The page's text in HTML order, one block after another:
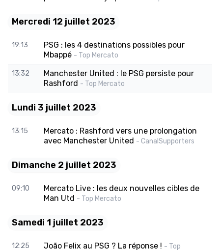
Mercredi 12 juillet 2023
19:13
PSG : les 4 destinations possibles pour
Mbappé - Top Mercato
13:32
Manchester United : le PSG persiste pour
Rashford - Top Mercato
Lundi 3 juillet 2023
13:15
Mercato : Rashford vers une prolongation
avec Manchester United - CanalSupporters
Dimanche 2 juillet 2023
09:10
Mercato Live : les deux nouvelles cibles de
Man Utd - Top Mercato
Samedi 1 juillet 2023
12:25 João Felix au PSG ? La réponse ! - Top